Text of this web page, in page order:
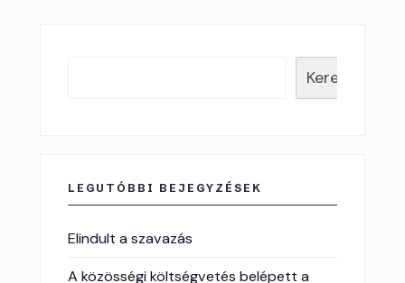
Keresés
LEGUTÓBBI BEJEGYZÉSEK
Elindult a szavazás
A közösségi költségvetés belépett a